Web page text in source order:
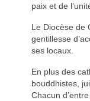
paix et de
Le Diocèse de
gentillesse
ses locaux.
En plus des
bouddhistes,
Chacun